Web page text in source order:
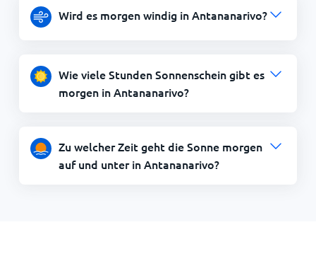
Wird es morgen windig in Antananarivo?
Wie viele Stunden Sonnenschein gibt es
morgen in Antananarivo?
Zu welcher Zeit geht die Sonne morgen
auf und unter in Antananarivo?